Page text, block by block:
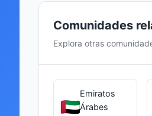
Comunidades
Explora otras
Emiratos
Árabes